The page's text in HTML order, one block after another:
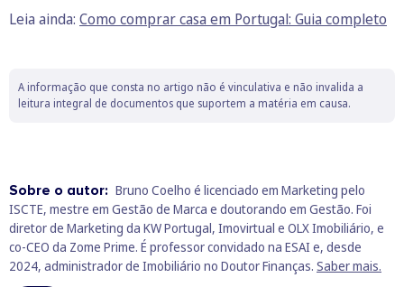
Leia ainda: Como comprar casa em Portugal: Guia completo
A informação que consta no artigo não é vinculativa e não invalida a
leitura integral de documentos que suportem a matéria em causa.
Sobre o autor: Bruno Coelho é licenciado em Marketing pelo
ISCTE, mestre em Gestão de Marca e doutorando em Gestão. Foi
diretor de Marketing da KW Portugal, Imovirtual e OLX Imobiliário, e
co-CEO da Zome Prime. É professor convidado na ESAI e, desde
2024, administrador de Imobiliário no Doutor Finanças. Saber mais.